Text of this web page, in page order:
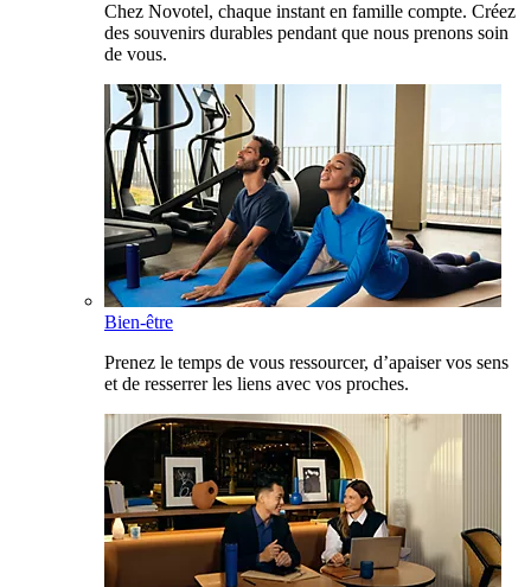
Chez Novotel, chaque instant en famille compte. Créez
des souvenirs durables pendant que nous prenons soin
de vous.
Bien-être
Prenez le temps de vous ressourcer, d’apaiser vos sens
et de resserrer les liens avec vos proches.